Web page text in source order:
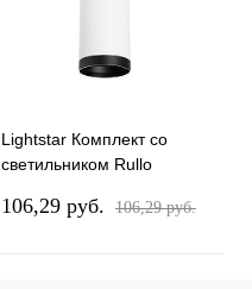
Lightstar Комплект со
светильником Rullo
106,29 pуб. 106,29 pуб.